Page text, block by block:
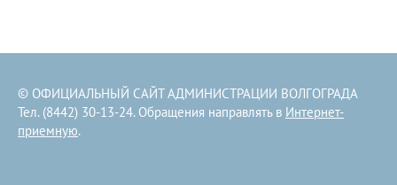
© ОФИЦИАЛЬНЫЙ САЙТ АДМИНИСТРАЦИИ ВОЛГОГРАДА
Тел. (8442) 30-13-24. Обращения направлять в Интернет-
приемную.